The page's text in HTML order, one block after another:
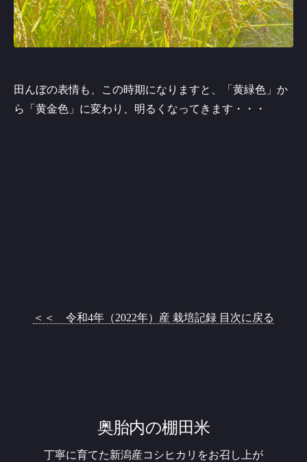
田んぼの表情も、この時期になりますと、「黄緑色」か
ら「黄金色」に変わり、明るくなってきます・・・
＜＜ 令和4年（2022年）産 栽培記録 目次に戻る
奥胎内の棚田米
丁寧に育てた新潟産コシヒカリをお召し上が